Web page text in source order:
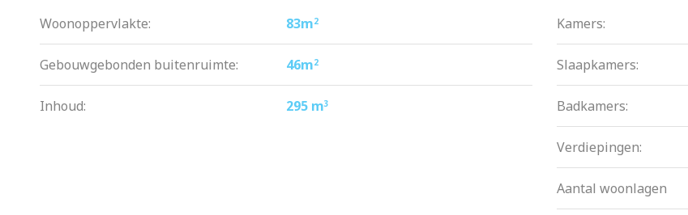
– Nieuw appartement, nog niet bewoond.
– Woonoppervlakte: 83 m2
Woonoppervlakte: 83m2
Gebouwgebonden buitenruimte: 46m2
Inhoud: 295 m3
Kamers:
Slaapkamers:
Badkamers:
Verdiepingen:
Aantal woonlagen